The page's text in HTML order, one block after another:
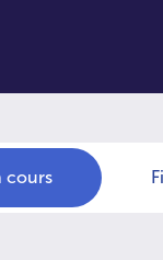
cours